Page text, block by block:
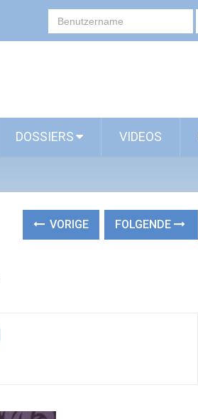
DOSSIERS VIDEOS
VORIGE FOLGENDE